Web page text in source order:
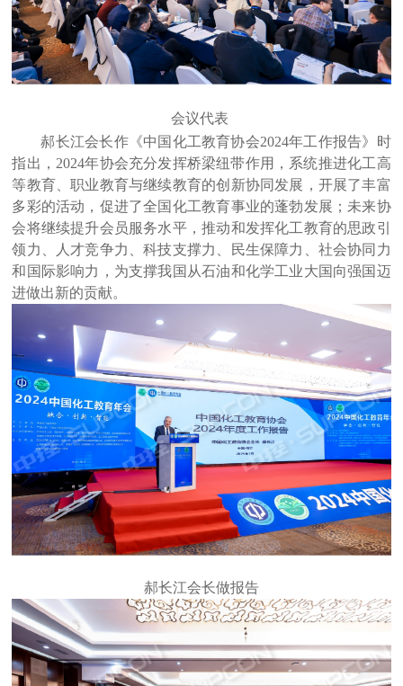
会议代表
郝长江会长作《中国化工教育协会2024年工作报告》时
指出，2024年协会充分发挥桥梁纽带作用，系统推进化工高
等教育、职业教育与继续教育的创新协同发展，开展了丰富
多彩的活动，促进了全国化工教育事业的蓬勃发展；未来协
会将继续提升会员服务水平，推动和发挥化工教育的思政引
领力、人才竞争力、科技支撑力、民生保障力、社会协同力
和国际影响力，为支撑我国从石油和化学工业大国向强国迈
进做出新的贡献。
郝长江会长做报告